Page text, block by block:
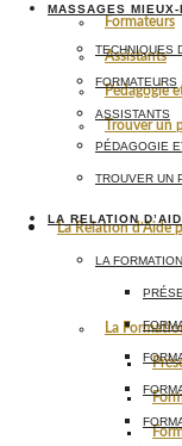
Formateurs
Assistants
Pédagogie
Trouver un
La Relation d’Aide
La
MASSAGES MIEUX-
TECHNIQUES
FORMATEURS
ASSISTANTS
PÉDAGOGIE
TROUVER UN
LA RELATION
LA FORMATION